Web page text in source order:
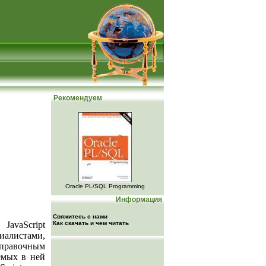
в ней
Рекомендуем
Oracle PL/SQL Programming
Информация
Свяжитесь с нами
Как скачать и чем читать